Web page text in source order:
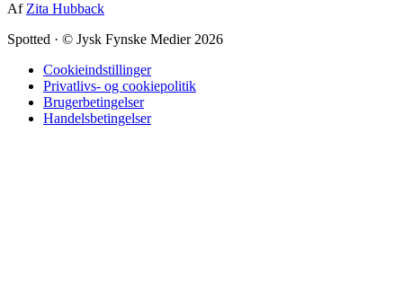
Af Zita Hubback
Spotted · © Jysk Fynske Medier 2026
Cookieindstillinger
Privatlivs- og cookiepolitik
Brugerbetingelser
Handelsbetingelser